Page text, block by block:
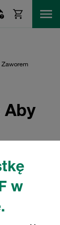
w
Zaworem
Aby
grzybkowym